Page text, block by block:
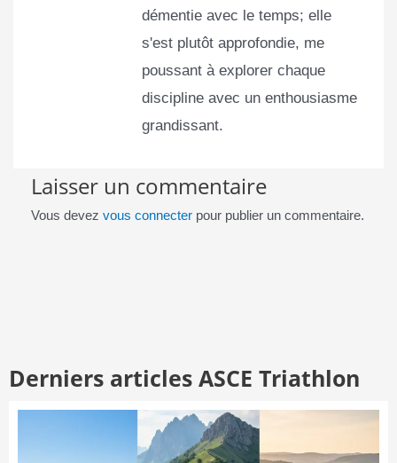
démentie avec le temps; elle
s'est plutôt approfondie, me
poussant à explorer chaque
discipline avec un enthousiasme
grandissant.
Laisser un commentaire
Vous devez vous connecterpour publier un commentaire.
Derniers articles ASCE Triathlon